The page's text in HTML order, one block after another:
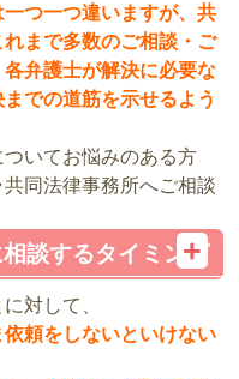
つ一つ違いますが、共
まで多数のご相談・ご
弁護士が解決に必要な
での道筋を示せるよう
いてお悩みのある方
同法律事務所へご相談
談するタイミング
対して、
依頼をしないといけない